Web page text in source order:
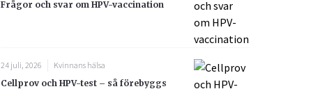
Frågor och svar om HPV-vaccination
24 juli, 2026
Kvinnans hälsa
Cellprov och HPV-test – så förebyggs